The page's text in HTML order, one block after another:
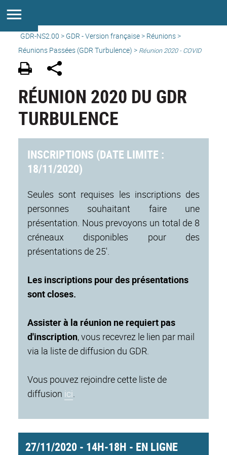
GDR-NS2.00 > GDR - Version française> Réunions>
Réunions Passées (GDR Turbulence) > Réunion 2020 - COVID
RÉUNION 2020 DU GDR
TURBULENCE
INSCRIPTIONS (DATE LIMITE :
18/11/2020)
Seules sont requises les inscriptions des
personnes souhaitant faire une
présentation. Nous prevoyons un total de 8
créneaux disponibles pour des
présentations de 25'.
Les inscriptions pour des présentations
sont closes.
Assister à la réunion ne requiert pas
d'inscription, vous recevrez le lien par mail
via la liste de diffusion du GDR.
Vous pouvez rejoindre cette liste de
diffusion ici.
27/11/2020 - 14H-18H - EN LIGNE